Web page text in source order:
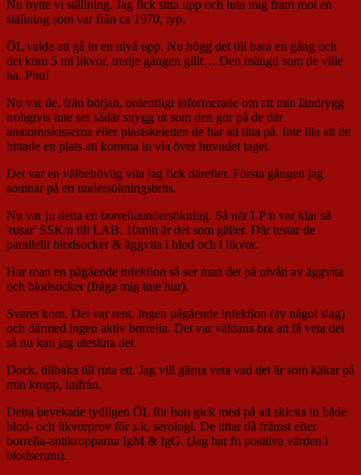
Nu bytte vi ställning. Jag fick sitta upp och luta mig fram mot en
ställning som var från ca 1970, typ.
ÖL valde att gå in en nivå upp. Nu högg det till bara en gång och
det kom 5 ml likvor, tredje gången gillt… Den mängd som de ville
ha. Phu!
Nu var de, från början, ordentligt informerade om att min ländrygg
troligtvis inte ser sådär snygg ut som den gör på de där
anatomiskisserna eller plastskeletten de har att titta på. Inte illa att de
hittade en plats att komma in via över huvudet taget.
Det var en välbehövlig vila jag fick därefter. Första gången jag
somnar på en undersökningsbrits.
Nu var ju detta en borreliaundersökning. Så när LP:n var klar så
'rusar' SSK:n till LAB. 10min är det som gäller. Där testar de
parallellt blodsocker & äggvita i blod och i likvor.
Har man en pågående infektion så ser man det på nivån av äggvita
och blodsocker (fråga mig inte hur).
Svaret kom. Det var rent. Ingen pågående infektion (av något slag)
och därmed ingen aktiv borrelia. Det var väldans bra att få veta det
så nu kan jag utesluta det.
Dock, tillbaka till ruta ett. Jag vill gärna veta vad det är som käkar på
min kropp, inifrån.
Detta bevekade tydligen ÖL för hon gick med på att skicka in både
blod- och likvorprov för s.k. serologi. De tittar då främst efter
borrelia-antikropparna IgM & IgG. (Jag har fn positiva värden i
blodserum).